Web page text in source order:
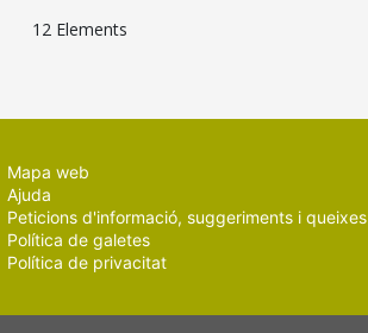
12 Elements
Mapa web
Ajuda
Peticions d'informació, suggeriments i queixes
Política de galetes
Política de privacitat